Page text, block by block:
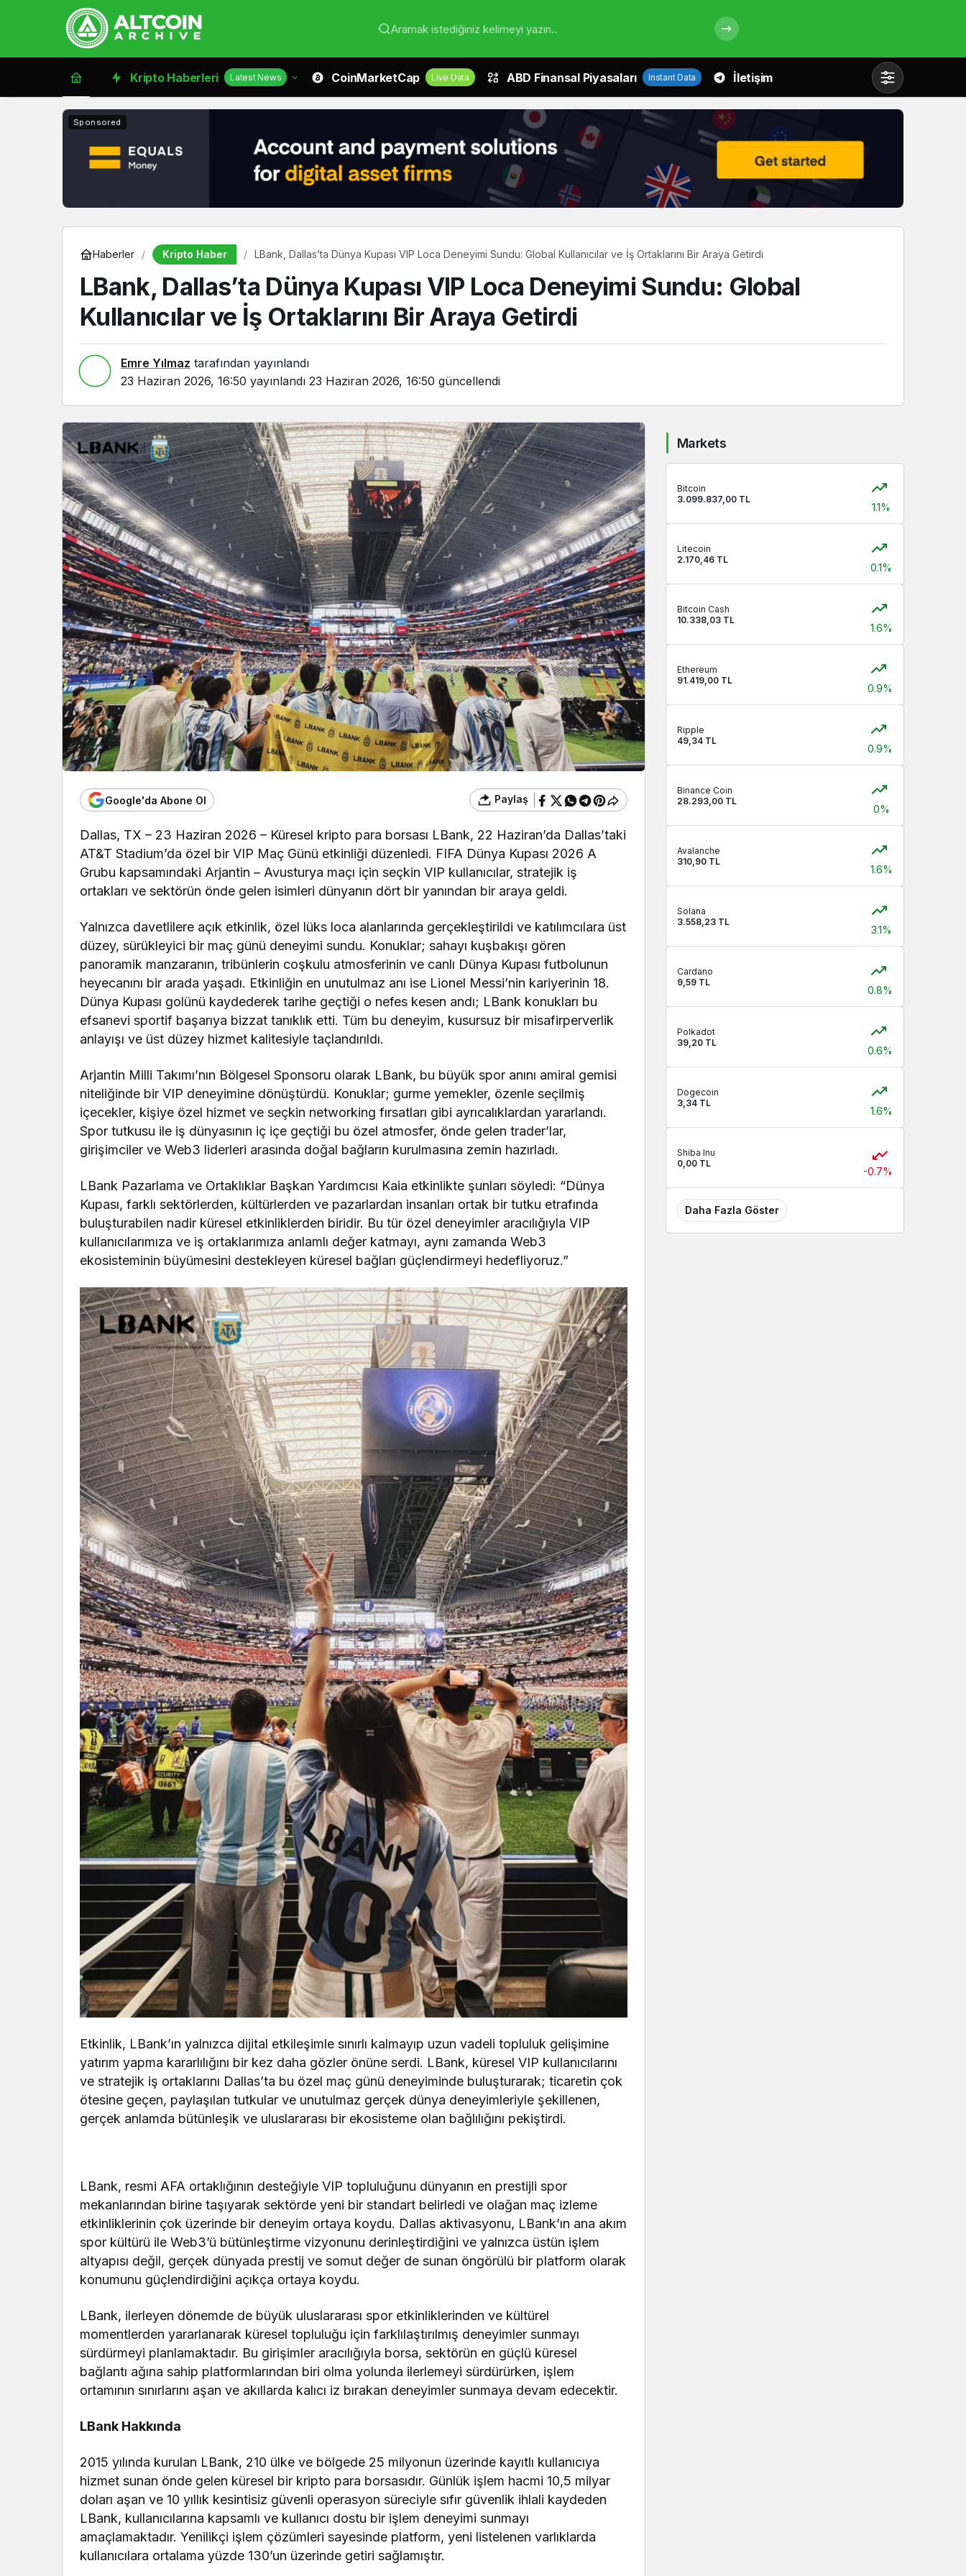
Aramak istediğiniz kelimeyi yazın..
Kripto Haberleri Latest News CoinMarketCap Live Data ABD Finansal Piyasaları Instant Data İletişim
Mod
değiştir
Gündüz Modu
Gündüz modunu seçin.
Gece Modu
Sponsored
Haberler Kripto Haber LBank, Dallas’ta Dünya Kupası VIP Loca Deneyimi Sundu: Global Kullanıcılar ve İş Ortaklarını Bir Araya Getirdi
LBank, Dallas’ta Dünya Kupası VIP Loca Deneyimi Sundu: Global
Kullanıcılar ve İş Ortaklarını Bir Araya Getirdi
Emre Yılmaz tarafından yayınlandı
23 Haziran 2026, 16:50 yayınlandı 23 Haziran 2026, 16:50 güncellendi
Google'da Abone Ol Paylaş
Dallas, TX – 23 Haziran 2026 – Küresel kripto para borsası LBank, 22 Haziran’da Dallas’taki
AT&T Stadium’da özel bir VIP Maç Günü etkinliği düzenledi. FIFA Dünya Kupası 2026 A
Grubu kapsamındaki Arjantin – Avusturya maçı için seçkin VIP kullanıcılar, stratejik iş
ortakları ve sektörün önde gelen isimleri dünyanın dört bir yanından bir araya geldi.
Yalnızca davetlilere açık etkinlik, özel lüks loca alanlarında gerçekleştirildi ve katılımcılara üst
düzey, sürükleyici bir maç günü deneyimi sundu. Konuklar; sahayı kuşbakışı gören
panoramik manzaranın, tribünlerin coşkulu atmosferinin ve canlı Dünya Kupası futbolunun
heyecanını bir arada yaşadı. Etkinliğin en unutulmaz anı ise Lionel Messi’nin kariyerinin 18.
Dünya Kupası golünü kaydederek tarihe geçtiği o nefes kesen andı; LBank konukları bu
efsanevi sportif başarıya bizzat tanıklık etti. Tüm bu deneyim, kusursuz bir misafirperverlik
anlayışı ve üst düzey hizmet kalitesiyle taçlandırıldı.
Arjantin Milli Takımı’nın Bölgesel Sponsoru olarak LBank, bu büyük spor anını amiral gemisi
niteliğinde bir VIP deneyimine dönüştürdü. Konuklar; gurme yemekler, özenle seçilmiş
içecekler, kişiye özel hizmet ve seçkin networking fırsatları gibi ayrıcalıklardan yararlandı.
Spor tutkusu ile iş dünyasının iç içe geçtiği bu özel atmosfer, önde gelen trader’lar,
girişimciler ve Web3 liderleri arasında doğal bağların kurulmasına zemin hazırladı.
LBank Pazarlama ve Ortaklıklar Başkan Yardımcısı Kaia etkinlikte şunları söyledi: “Dünya
Kupası, farklı sektörlerden, kültürlerden ve pazarlardan insanları ortak bir tutku etrafında
buluşturabilen nadir küresel etkinliklerden biridir. Bu tür özel deneyimler aracılığıyla VIP
kullanıcılarımıza ve iş ortaklarımıza anlamlı değer katmayı, aynı zamanda Web3
ekosisteminin büyümesini destekleyen küresel bağları güçlendirmeyi hedefliyoruz.”
Etkinlik, LBank’ın yalnızca dijital etkileşimle sınırlı kalmayıp uzun vadeli topluluk gelişimine
yatırım yapma kararlılığını bir kez daha gözler önüne serdi. LBank, küresel VIP kullanıcılarını
ve stratejik iş ortaklarını Dallas’ta bu özel maç günü deneyiminde buluşturarak; ticaretin çok
ötesine geçen, paylaşılan tutkular ve unutulmaz gerçek dünya deneyimleriyle şekillenen,
gerçek anlamda bütünleşik ve uluslararası bir ekosisteme olan bağlılığını pekiştirdi.
LBank, resmi AFA ortaklığının desteğiyle VIP topluluğunu dünyanın en prestijli spor
mekanlarından birine taşıyarak sektörde yeni bir standart belirledi ve olağan maç izleme
etkinliklerinin çok üzerinde bir deneyim ortaya koydu. Dallas aktivasyonu, LBank’ın ana akım
spor kültürü ile Web3’ü bütünleştirme vizyonunu derinleştirdiğini ve yalnızca üstün işlem
altyapısı değil, gerçek dünyada prestij ve somut değer de sunan öngörülü bir platform olarak
konumunu güçlendirdiğini açıkça ortaya koydu.
LBank, ilerleyen dönemde de büyük uluslararası spor etkinliklerinden ve kültürel
momentlerden yararlanarak küresel topluluğu için farklılaştırılmış deneyimler sunmayı
sürdürmeyi planlamaktadır. Bu girişimler aracılığıyla borsa, sektörün en güçlü küresel
bağlantı ağına sahip platformlarından biri olma yolunda ilerlemeyi sürdürürken, işlem
ortamının sınırlarını aşan ve akıllarda kalıcı iz bırakan deneyimler sunmaya devam edecektir.
LBank Hakkında
2015 yılında kurulan LBank, 210 ülke ve bölgede 25 milyonun üzerinde kayıtlı kullanıcıya
hizmet sunan önde gelen küresel bir kripto para borsasıdır. Günlük işlem hacmi 10,5 milyar
doları aşan ve 10 yıllık kesintisiz güvenli operasyon süreciyle sıfır güvenlik ihlali kaydeden
LBank, kullanıcılarına kapsamlı ve kullanıcı dostu bir işlem deneyimi sunmayı
amaçlamaktadır. Yenilikçi işlem çözümleri sayesinde platform, yeni listelenen varlıklarda
kullanıcılara ortalama yüzde 130’un üzerinde getiri sağlamıştır.
Markets
Bitcoin
3.099.837,00 TL
1.1%
Litecoin
2.170,46 TL
0.1%
Bitcoin Cash
10.338,03 TL
1.6%
Ethereum
91.419,00 TL
0.9%
Ripple
49,34 TL
0.9%
Binance Coin
28.293,00 TL
0%
Avalanche
310,90 TL
1.6%
Solana
3.558,23 TL
3.1%
Cardano
9,59 TL
0.8%
Polkadot
39,20 TL
0.6%
Dogecoin
3,34 TL
1.6%
Shiba Inu
0,00 TL
-0.7%
Daha Fazla Göster